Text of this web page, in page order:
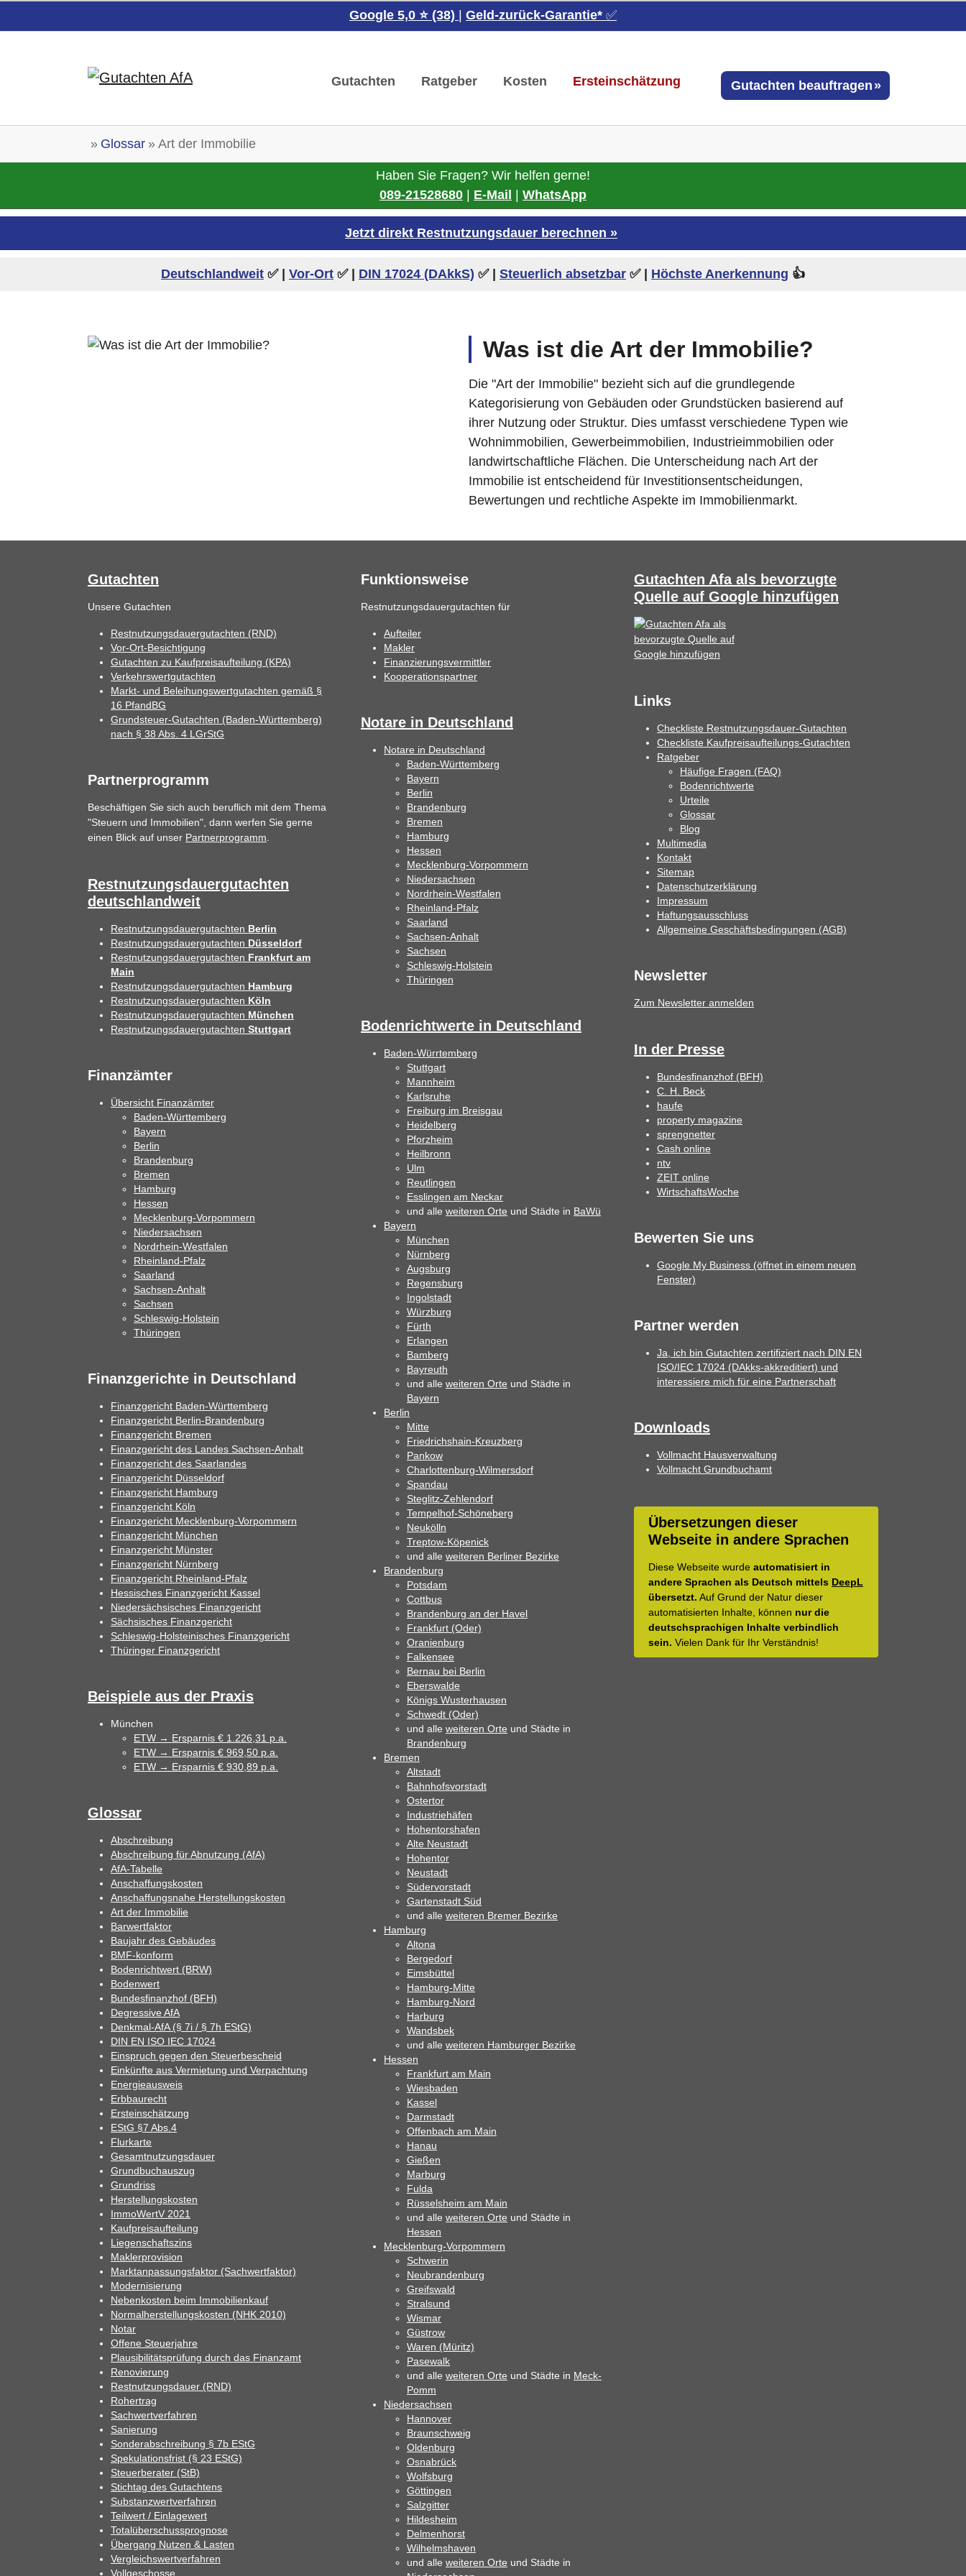
Google 5,0 ⭐ (38) Geld-zurück-Garantie* ✅
Gutachten Ratgeber Kosten Ersteinschätzung Gutachten beauftragen
Glossar Art der Immobilie
Haben Sie Fragen? Wir helfen gerne!
089-21528680
E-Mail WhatsApp
Jetzt direkt Restnutzungsdauer berechnen »
Deutschlandweit ✅ | Vor-Ort ✅ | DIN 17024 (DAkkS) ✅| Steuerlich absetzbar ✅| Höchste Anerkennung 👍
Was ist die Art der Immobilie?
Die "Art der Immobilie" bezieht sich auf die grundlegende
Kategorisierung von Gebäuden oder Grundstücken basierend auf
ihrer Nutzung oder Struktur. Dies umfasst verschiedene Typen wie
Wohnimmobilien, Gewerbeimmobilien, Industrieimmobilien oder
landwirtschaftliche Flächen. Die Unterscheidung nach Art der
Immobilie ist entscheidend für Investitionsentscheidungen,
Bewertungen und rechtliche Aspekte im Immobilienmarkt.
Gutachten
Unsere Gutachten
Restnutzungsdauergutachten (RND)
Vor-Ort-Besichtigung
Gutachten zu Kaufpreisaufteilung (KPA)
Verkehrswertgutachten
Markt- und Beleihungswertgutachten gemäß §
16 PfandBG
Grundsteuer-Gutachten (Baden-Württemberg)
nach § 38 Abs. 4 LGrStG
Partnerprogramm
Beschäftigen Sie sich auch beruflich mit dem Thema
"Steuern und Immobilien", dann werfen Sie gerne
einen Blick auf unser Partnerprogramm
Restnutzungsdauergutachten
deutschlandweit
Restnutzungsdauergutachten Berlin
Restnutzungsdauergutachten Düsseldorf
Restnutzungsdauergutachten Frankfurt am
Main
Restnutzungsdauergutachten Hamburg
Restnutzungsdauergutachten Köln
Restnutzungsdauergutachten München
Restnutzungsdauergutachten Stuttgart
Finanzämter
Übersicht Finanzämter
Baden-Württemberg
Bayern
Berlin
Brandenburg
Bremen
Hamburg
Hessen
Mecklenburg-Vorpommern
Niedersachsen
Nordrhein-Westfalen
Rheinland-Pfalz
Saarland
Sachsen-Anhalt
Sachsen
Schleswig-Holstein
Thüringen
Finanzgerichte in Deutschland
Finanzgericht Baden-Württemberg
Finanzgericht Berlin-Brandenburg
Finanzgericht Bremen
Finanzgericht des Landes Sachsen-Anhalt
Finanzgericht des Saarlandes
Finanzgericht Düsseldorf
Finanzgericht Hamburg
Finanzgericht Köln
Finanzgericht Mecklenburg-Vorpommern
Finanzgericht München
Finanzgericht Münster
Finanzgericht Nürnberg
Finanzgericht Rheinland-Pfalz
Hessisches Finanzgericht Kassel
Niedersächsisches Finanzgericht
Sächsisches Finanzgericht
Schleswig-Holsteinisches Finanzgericht
Thüringer Finanzgericht
Beispiele aus der Praxis
München
ETW → Ersparnis € 1.226,31 p.a.
ETW → Ersparnis € 969,50 p.a.
ETW → Ersparnis € 930,89 p.a.
Glossar
Abschreibung
Abschreibung für Abnutzung (AfA)
AfA-Tabelle
Anschaffungskosten
Anschaffungsnahe Herstellungskosten
Art der Immobilie
Barwertfaktor
Baujahr des Gebäudes
BMF-konform
Bodenrichtwert (BRW)
Bodenwert
Bundesfinanzhof (BFH)
Degressive AfA
Denkmal-AfA (§ 7i / § 7h EStG)
DIN EN ISO IEC 17024
Einspruch gegen den Steuerbescheid
Einkünfte aus Vermietung und Verpachtung
Energieausweis
Erbbaurecht
Ersteinschätzung
EStG §7 Abs.4
Flurkarte
Gesamtnutzungsdauer
Grundbuchauszug
Grundriss
Herstellungskosten
ImmoWertV 2021
Kaufpreisaufteilung
Liegenschaftszins
Maklerprovision
Marktanpassungsfaktor (Sachwertfaktor)
Modernisierung
Nebenkosten beim Immobilienkauf
Normalherstellungskosten (NHK 2010)
Notar
Offene Steuerjahre
Plausibilitätsprüfung durch das Finanzamt
Renovierung
Restnutzungsdauer (RND)
Rohertrag
Sachwertverfahren
Sanierung
Sonderabschreibung § 7b EStG
Spekulationsfrist (§ 23 EStG)
Steuerberater (StB)
Stichtag des Gutachtens
Substanzwertverfahren
Teilwert / Einlagewert
Totalüberschussprognose
Übergang Nutzen & Lasten
Vergleichswertverfahren
Vollgeschosse
Funktionsweise
Restnutzungsdauergutachten für
Aufteiler
Makler
Finanzierungsvermittler
Kooperationspartner
Notare in Deutschland
Notare in Deutschland
Baden-Württemberg
Bayern
Berlin
Brandenburg
Bremen
Hamburg
Hessen
Mecklenburg-Vorpommern
Niedersachsen
Nordrhein-Westfalen
Rheinland-Pfalz
Saarland
Sachsen-Anhalt
Sachsen
Schleswig-Holstein
Thüringen
Bodenrichtwerte in Deutschland
Baden-Würrtemberg
Stuttgart
Mannheim
Karlsruhe
Freiburg im Breisgau
Heidelberg
Pforzheim
Heilbronn
Ulm
Reutlingen
Esslingen am Neckar
und alle weiteren Orte und Städte in BaWü
Bayern
München
Nürnberg
Augsburg
Regensburg
Ingolstadt
Würzburg
Fürth
Erlangen
Bamberg
Bayreuth
und alle weiteren Orte und Städte in
Bayern
Berlin
Mitte
Friedrichshain-Kreuzberg
Pankow
Charlottenburg-Wilmersdorf
Spandau
Steglitz-Zehlendorf
Tempelhof-Schöneberg
Neukölln
Treptow-Köpenick
und alle weiteren Berliner Bezirke
Brandenburg
Potsdam
Cottbus
Brandenburg an der Havel
Frankfurt (Oder)
Oranienburg
Falkensee
Bernau bei Berlin
Eberswalde
Königs Wusterhausen
Schwedt (Oder)
und alle weiteren Orte und Städte in
Brandenburg
Bremen
Altstadt
Bahnhofsvorstadt
Ostertor
Industriehäfen
Hohentorshafen
Alte Neustadt
Hohentor
Neustadt
Südervorstadt
Gartenstadt Süd
und alle weiteren Bremer Bezirke
Hamburg
Altona
Bergedorf
Eimsbüttel
Hamburg-Mitte
Hamburg-Nord
Harburg
Wandsbek
und alle weiteren Hamburger Bezirke
Hessen
Frankfurt am Main
Wiesbaden
Kassel
Darmstadt
Offenbach am Main
Hanau
Gießen
Marburg
Fulda
Rüsselsheim am Main
und alle weiteren Orte und Städte in
Hessen
Mecklenburg-Vorpommern
Schwerin
Neubrandenburg
Greifswald
Stralsund
Wismar
Güstrow
Waren (Müritz)
Pasewalk
und alle weiteren Orte und Städte in Meck-
Pomm
Niedersachsen
Hannover
Braunschweig
Oldenburg
Osnabrück
Wolfsburg
Göttingen
Salzgitter
Hildesheim
Delmenhorst
Wilhelmshaven
und alle weiteren Orte und Städte in
Gutachten Afa als bevorzugte
Quelle auf Google hinzufügen
Links
Checkliste Restnutzungsdauer-Gutachten
Checkliste Kaufpreisaufteilungs-Gutachten
Ratgeber
Häufige Fragen (FAQ)
Bodenrichtwerte
Urteile
Glossar
Blog
Multimedia
Kontakt
Sitemap
Datenschutzerklärung
Impressum
Haftungsausschluss
Allgemeine Geschäftsbedingungen (AGB)
Newsletter
Zum Newsletter anmelden
In der Presse
Bundesfinanzhof (BFH)
C. H. Beck
haufe
property magazine
sprengnetter
Cash online
ntv
ZEIT online
WirtschaftsWoche
Bewerten Sie uns
Google My Business (öffnet in einem neuen
Fenster)
Partner werden
Ja, ich bin Gutachten zertifiziert nach DIN EN
ISO/IEC 17024 (DAkks-akkreditiert) und
interessiere mich für eine Partnerschaft
Downloads
Vollmacht Hausverwaltung
Vollmacht Grundbuchamt
Übersetzungen dieser
Webseite in andere Sprachen
Diese Webseite wurde automatisiert in
andere Sprachen als Deutsch mittels DeepL
übersetzt. Auf Grund der Natur dieser
automatisierten Inhalte, können nur die
deutschsprachigen Inhalte verbindlich
sein. Vielen Dank für Ihr Verständnis!